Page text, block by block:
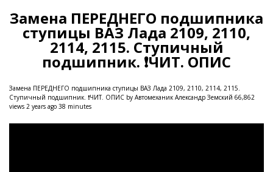
Замена ПЕРЕДНЕГО подшипника
ступицы ВАЗ Лада 2109, 2110,
2114, 2115. Ступичный
подшипник. ❗ЧИТ. ОПИС
Замена ПЕРЕДНЕГО подшипника ступицы ВАЗ Лада 2109, 2110, 2114, 2115.
Ступичный подшипник. ❗ЧИТ. ОПИС by Автомеханик Александр Земский 66,862
views 2 years ago 38 minutes